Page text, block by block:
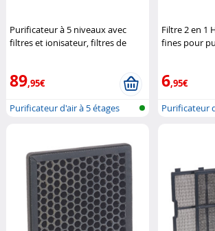
Purificateur à 5 niveaux avec
filtres et ionisateur, filtres de
89,95€
Purificateur d'air à 5 étages
Filtre 2 en 1
fines pour
6,95€
Purificateur